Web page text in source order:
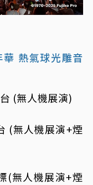
熱氣球光雕音
(無人機展演)
(無人機展演+煙
(無人機展演+煙